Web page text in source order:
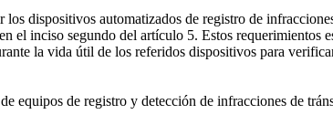
dispositivos automatizados de registro de
inciso segundo del artículo 5. Estos requerimientos
la vida útil de los referidos dispositivos para
de registro y detección de infracciones de